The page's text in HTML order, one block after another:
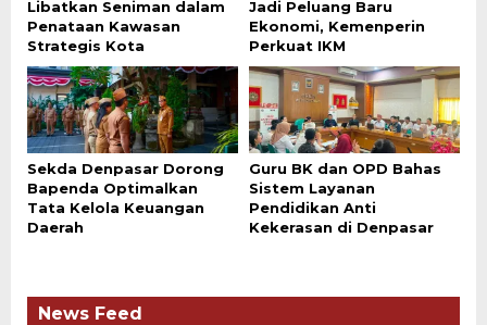
Libatkan Seniman dalam
Penataan Kawasan
Strategis Kota
Jadi Peluang Baru
Ekonomi, Kemenperin
Perkuat IKM
Sekda Denpasar Dorong
Bapenda Optimalkan
Tata Kelola Keuangan
Daerah
Guru BK dan OPD Bahas
Sistem Layanan
Pendidikan Anti
Kekerasan di Denpasar
News Feed